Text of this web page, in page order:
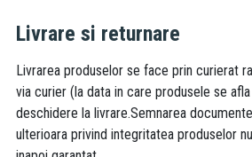
Livrare si returnare
Livrarea produselor se face prin curierat
via curier (la data in care produsele se
deschidere la livrare.Semnarea
ulterioara privind integritatea produselor